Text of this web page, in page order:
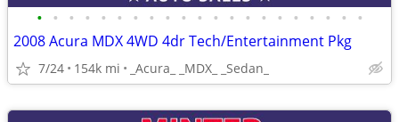
• • • • • • • • • • • • • • • • • • • • •
2008 Acura MDX 4WD 4dr Tech/Entertainment Pkg
7/24 154k mi _Acura_ _MDX_ _Sedan_